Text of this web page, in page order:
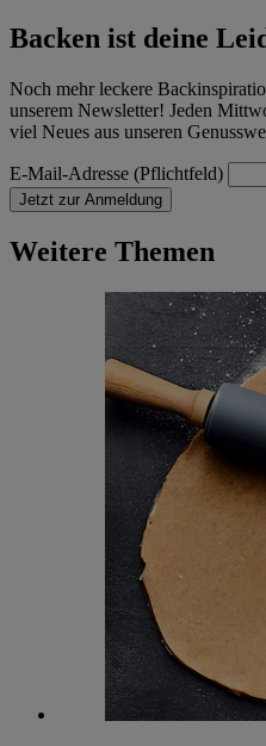
Backen ist deine
Noch mehr leckere
unserem Newsletter! Jeden
viel Neues aus unseren
E-Mail-Adresse (Pflichtfeld)
Jetzt zur Anmeldung
Weitere Themen